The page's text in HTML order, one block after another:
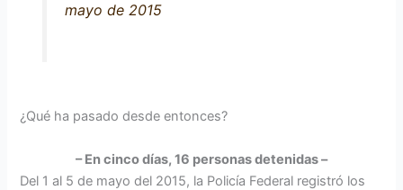
mayo de 2015
¿Qué ha pasado desde entonces?
– En cinco días, 16 personas detenidas –
Del 1 al 5 de mayo del 2015, la Policía Federal registró los